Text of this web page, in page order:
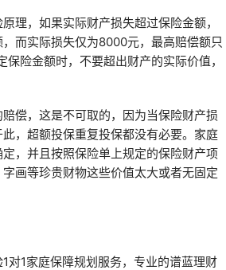
理，如果实际财产损失超过保险金额，
而实际损失仅为8000元，最高赔偿额只
险金额时，不要超出财产的实际价值，
偿，这是不可取的，因为当保险财产损
，超额投保重复投保都没有必要。家庭
，并且按照保险单上规定的保险财产项
画等珍贵财物这些价值太大或者无固定
对1家庭保障规划服务，专业的谱蓝理财